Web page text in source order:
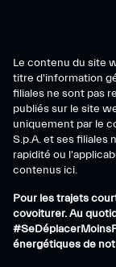
Le contenu du site
titre d'information
filiales ne sont pas
publiés sur le site
uniquement par le
S.p.A. et ses filiales
rapidité ou
contenus ici.
Pour les trajets
covoiturer. Au
énergétiques de